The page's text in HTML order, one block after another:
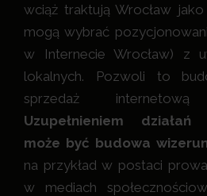
wciąż traktują Wrocław
mogą wybrać
w Internecie Wrocław) z
lokalnych. Pozwoli to
sprzedaż
Uzupełnieniem działań
może być budowa
na przykład w postaci
w mediach